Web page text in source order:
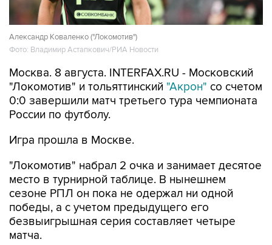
Александр Коваленко ("Локомотив")
Фото: Владимир Астапкович/РИА Новости
Москва. 8 августа. INTERFAX.RU - Московский
"Локомотив" и тольяттинский "Акрон" со счетом
0:0 завершили матч третьего тура чемпионата
России по футболу.
Игра прошла в Москве.
"Локомотив" набрал 2 очка и занимает десятое
место в турнирной таблице. В нынешнем
сезоне РПЛ он пока не одержал ни одной
победы, а с учетом предыдущего его
безвыигрышная серия составляет четыре
матча.